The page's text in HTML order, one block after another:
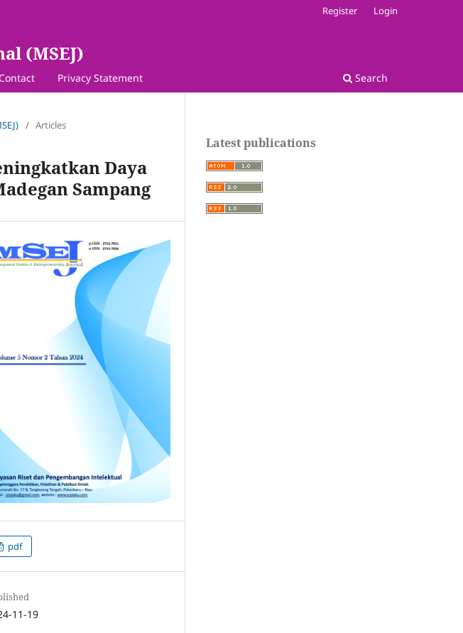
(MSEJ)
Contact Privacy Statement Search
Register Login
/ Articles
Daya
Sampang
pdf
11-19
Latest publications